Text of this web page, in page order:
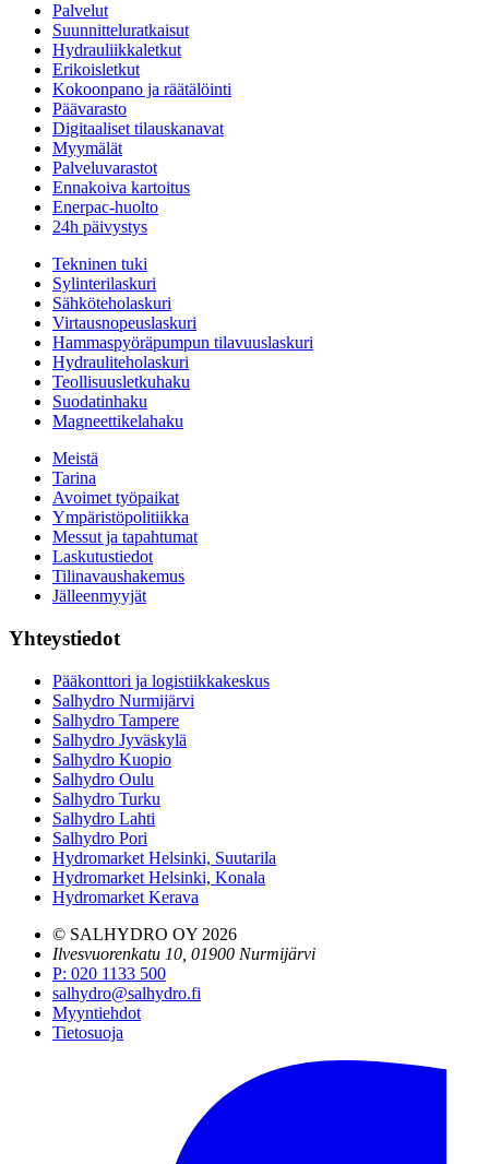
Palvelut
Suunnitteluratkaisut
Hydrauliikkaletkut
Erikoisletkut
Kokoonpano ja räätälöinti
Päävarasto
Digitaaliset tilauskanavat
Myymälät
Palveluvarastot
Ennakoiva kartoitus
Enerpac-huolto
24h päivystys
Tekninen tuki
Sylinterilaskuri
Sähköteholaskuri
Virtausnopeuslaskuri
Hammaspyöräpumpun tilavuuslaskuri
Hydrauliteholaskuri
Teollisuusletkuhaku
Suodatinhaku
Magneettikelahaku
Meistä
Tarina
Avoimet työpaikat
Ympäristöpolitiikka
Messut ja tapahtumat
Laskutustiedot
Tilinavaushakemus
Jälleenmyyjät
Yhteystiedot
Pääkonttori ja logistiikkakeskus
Salhydro Nurmijärvi
Salhydro Tampere
Salhydro Jyväskylä
Salhydro Kuopio
Salhydro Oulu
Salhydro Turku
Salhydro Lahti
Salhydro Pori
Hydromarket Helsinki, Suutarila
Hydromarket Helsinki, Konala
Hydromarket Kerava
© SALHYDRO OY 2026
Ilvesvuorenkatu 10, 01900 Nurmijärvi
P: 020 1133 500
salhydro@salhydro.fi
Myyntiehdot
Tietosuoja